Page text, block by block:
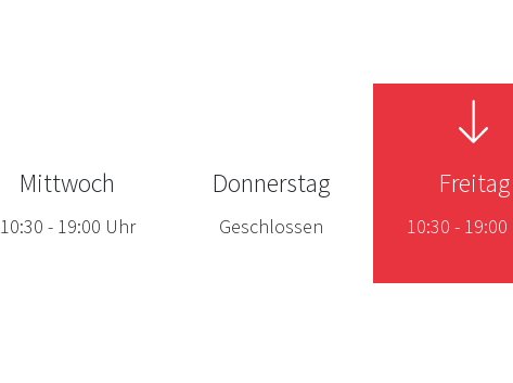
Mittwoch
10:30 - 19:00 Uhr
Donnerstag
Geschlossen
Freitag
10:30 - 19:00